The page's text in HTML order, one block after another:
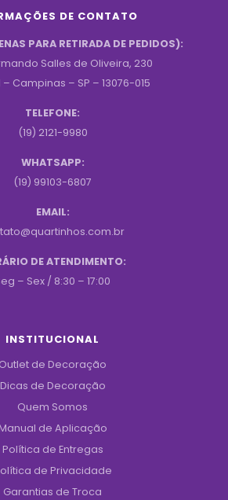
DE CONTATO
PARA RETIRADA DE PEDIDOS):
Salles de Oliveira, 230
Campinas – SP – 13076-015
TELEFONE:
(19) 2121-9980
WHATSAPP:
(19) 99103-6807
EMAIL:
DE ATENDIMENTO:
– Sex / 8:30 – 17:00
INSTITUCIONAL
Outlet de Decoração
Dicas de Decoração
Quem Somos
de Aplicação
Política de Entregas
de Privacidade
Garantias de Troca